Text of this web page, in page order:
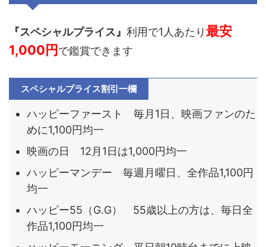
『スペシャルプライス』 利用で1人あたり最安
1,000円 で鑑賞できます
スペシャルプライス割引一欄
ハッピーファースト 毎月1日、映画ファンのた
めに1,100円均一
映画の日 12月1日は1,000円均一
ハッピーマンデー 毎週月曜日、全作品1,100円
均一
ハッピー55（G.G） 55歳以上の方は、毎日全
作品1,100円均一